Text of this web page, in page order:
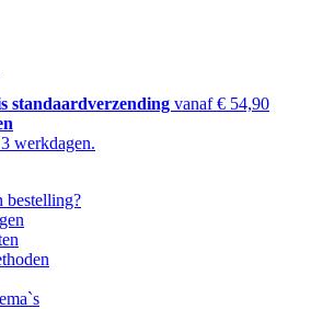
standaardverzending vanaf € 54,90
werkdagen.
bestelling?